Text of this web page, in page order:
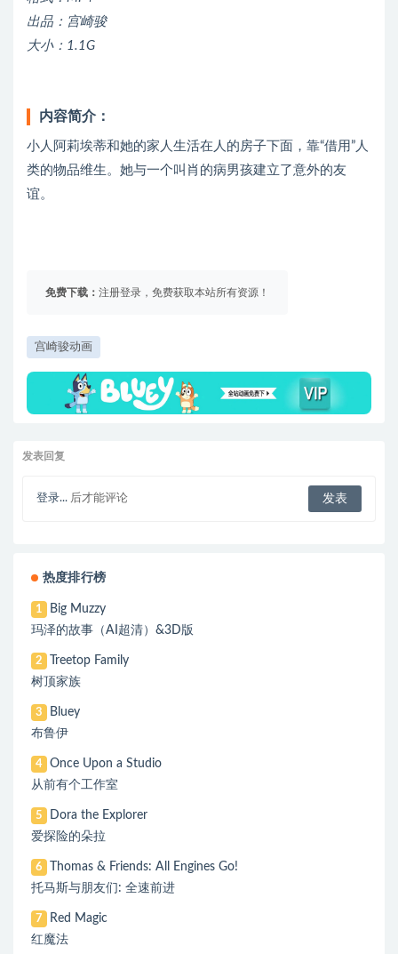
出品：宫崎骏
大小：1.1G
内容简介：
小人阿莉埃蒂和她的家人生活在人的房子下面，靠“借用”人
类的物品维生。她与一个叫肖的病男孩建立了意外的友
谊。
免费下载： 注册登录，免费获取本站所有资源！
宫崎骏动画
发表回复
登录... 后才能评论
热度排行榜
1
Big Muzzy
玛泽的故事（AI超清）&3D版
2
Treetop Family
树顶家族
3
Bluey
布鲁伊
4
Once Upon a Studio
从前有个工作室
5
Dora the Explorer
爱探险的朵拉
6
Thomas & Friends: All Engines Go!
托马斯与朋友们: 全速前进
7
Red Magic
红魔法